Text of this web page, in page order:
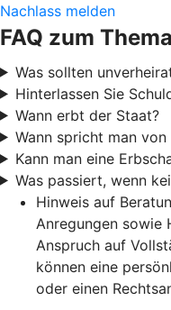
Nachlass melden
FAQ zum
Was sollten
Hinterlassen Sie
Wann erbt der Staat?
Wann spricht man
Kann man eine
Was passiert, wenn
Hinweis auf
Anregungen sowie
Anspruch auf
können eine
oder einen